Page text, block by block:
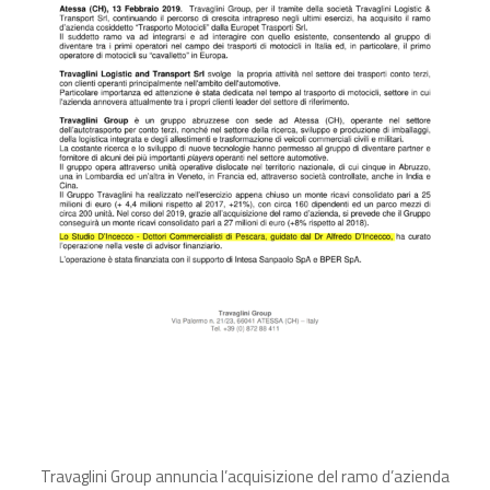
Travaglini Group annuncia l’acquisizione del ramo d’azienda